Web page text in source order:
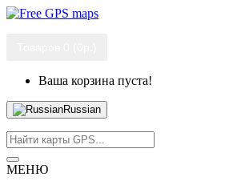
Ваша корзина пуста!
Russian
МЕНЮ